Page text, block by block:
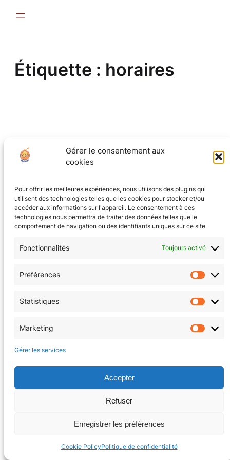
Gérer le consentement aux
cookies
Pour offrir les meilleures expériences, nous utilisons des plugins qui
utilisent des technologies telles que les cookies pour stocker et/ou
accéder aux informations sur l'appareil. Le consentement à ces
technologies nous permettra de traiter des données telles que le
comportement de navigation ou des identifiants uniques sur ce site.
Fonctionnalités Toujours activé
Préférences
Statistiques
Marketing
Gérer les services
Accepter
Refuser
Enregistrer les préférences
Cookie PolicyPolitique de confidentialité
Étiquette : horaires
CGV
Mentions Légales
Politique de confidentialité